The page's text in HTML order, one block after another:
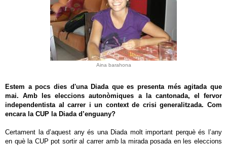
Aina barahona
Estem a pocs dies d'una Diada que es presenta més agitada que
mai. Amb les eleccions autonòmiques a la cantonada, el fervor
independentista al carrer i un context de crisi generalitzada. Com
encara la CUP la Diada d’enguany?
Certament la d’aquest any és una Diada molt important perquè és l’any
en què la CUP pot sortir al carrer amb la mirada posada en les eleccions